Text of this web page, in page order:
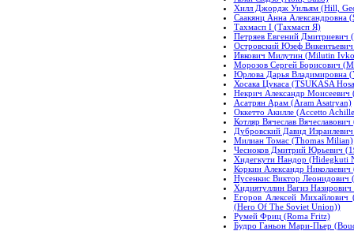
Хилл Джордж Уильям (Hill,
Саакянц Анна Александровна
Тахмасп I (Тахмасп Я)
Петряев Евгений Дмитриевич
Островский Юзеф
Ивкович Милутин (Milutin
Морозов Сергей Борисович
Юрлова Дарья Владимировна
Хосака Цукаса (TSUKASA
Некрич Александр
Асатрян Арам (Aram Asatryan)
Оккетто Акилле (Accetto
Котляр Вячеслав
Дубровский Давид
Милиан Томас (Thomas Milian)
Чесноков Дмитрий Юрьевич
Хидегкути Нандор (Hidegkuti
Коркин Александр
Нусенкис Виктор
Хидиятуллин Вагиз
Егоров Алексей
(Hero Of The Soviet Union))
Румей Фриц (Roma Fritz)
Будро Ганьон Мари-Пьер